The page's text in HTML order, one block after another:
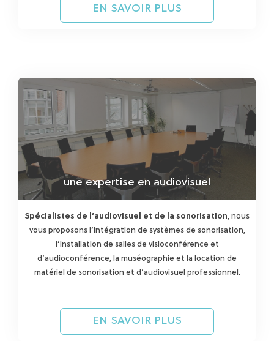
EN SAVOIR PLUS
une expertise en audiovisuel
Spécialistes de l’audiovisuel et de la sonorisation, nous
vous proposons l’intégration de systèmes de sonorisation,
l’installation de salles de visioconférence et
d’audioconférence, la muséographie et la location de
matériel de sonorisation et d’audiovisuel professionnel.
EN SAVOIR PLUS